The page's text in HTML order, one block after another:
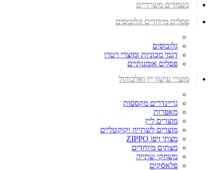
מעמדים משרדיים
פסלים מיוחדים וגלובוסים
גלובוסים
דגמי מכוניות ומוצרי רטרו
פסלים אומנותיים
מוצרי עישון יין ואלכוהול
גריינדרים מקססות
מאפרות
מוצרים ליין
מוצרים לשתייה וקוקטליים
מצתי זיפו ZIPPO
מצתים מיוחדים
משחקי שתייה
פלאסקים